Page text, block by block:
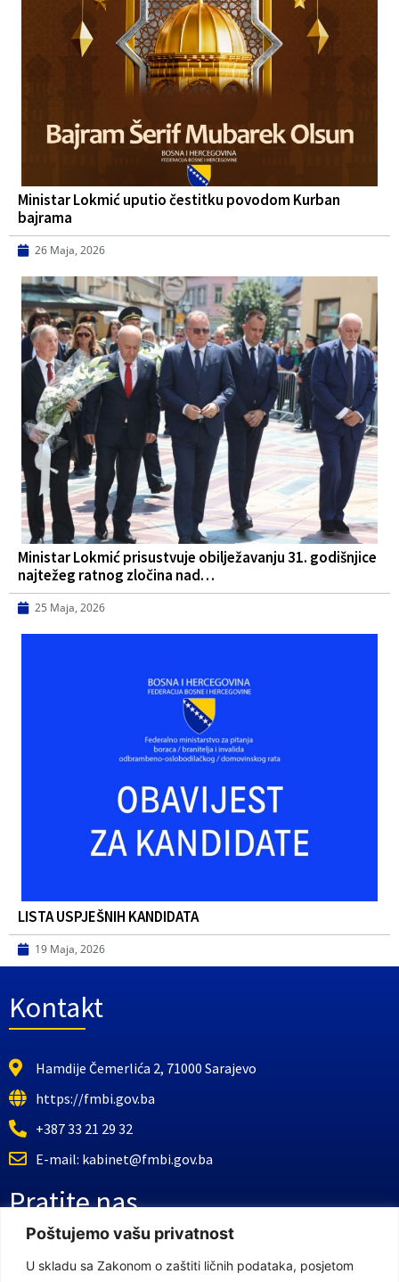
Poštujemo vašu privatnost
U skladu sa Zakonom o zaštiti ličnih podataka, posjetom
Ministar Lokmić uputio čestitku povodom Kurban
bajrama
26 Maja, 2026
Ministar Lokmić prisustvuje obilježavanju 31. godišnjice
najtežeg ratnog zločina nad…
25 Maja, 2026
LISTA USPJEŠNIH KANDIDATA
19 Maja, 2026
Kontakt
Hamdije Čemerlića 2, 71000 Sarajevo
https://fmbi.gov.ba
+387 33 21 29 32
E-mail: kabinet@fmbi.gov.ba
Pratite nas
Facebook Stranica